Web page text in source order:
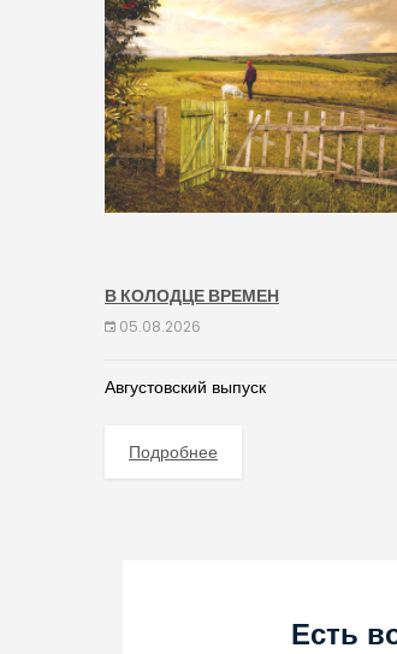
В КОЛОДЦЕ ВРЕМЕН
05.08.2026
Августовский выпуск
Подробнее
Есть